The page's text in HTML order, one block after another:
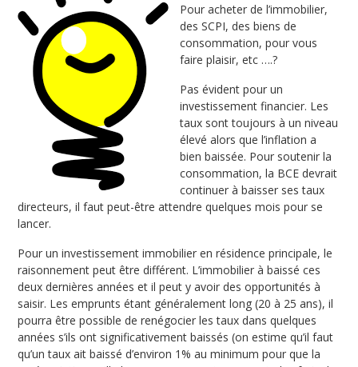
Pour acheter de l’immobilier,
des SCPI, des biens de
consommation, pour vous
faire plaisir, etc ….?
Pas évident pour un
investissement financier. Les
taux sont toujours à un niveau
élevé alors que l’inflation a
bien baissée. Pour soutenir la
consommation, la BCE devrait
continuer à baisser ses taux
directeurs, il faut peut-être attendre quelques mois pour se
lancer.
Pour un investissement immobilier en résidence principale, le
raisonnement peut être différent. L’immobilier à baissé ces
deux dernières années et il peut y avoir des opportunités à
saisir. Les emprunts étant généralement long (20 à 25 ans), il
pourra être possible de renégocier les taux dans quelques
années s’ils ont significativement baissés (on estime qu’il faut
qu’un taux ait baissé d’environ 1% au minimum pour que la